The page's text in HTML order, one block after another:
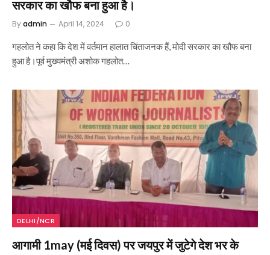
सरकार का खौफ बना हुआ है।
Byadmin April 14, 2024 0
गहलोत ने कहा कि देश में वर्तमान हालात चिंताजनक हैं, मोदी सरकार का खौफ बना
हुआ है।पूर्व मुख्यमंत्री अशोक गहलोत…
DELHI/NCR
आगामी 1may (मई दिवस) पर जयपुर में जुटेगे देश भर के